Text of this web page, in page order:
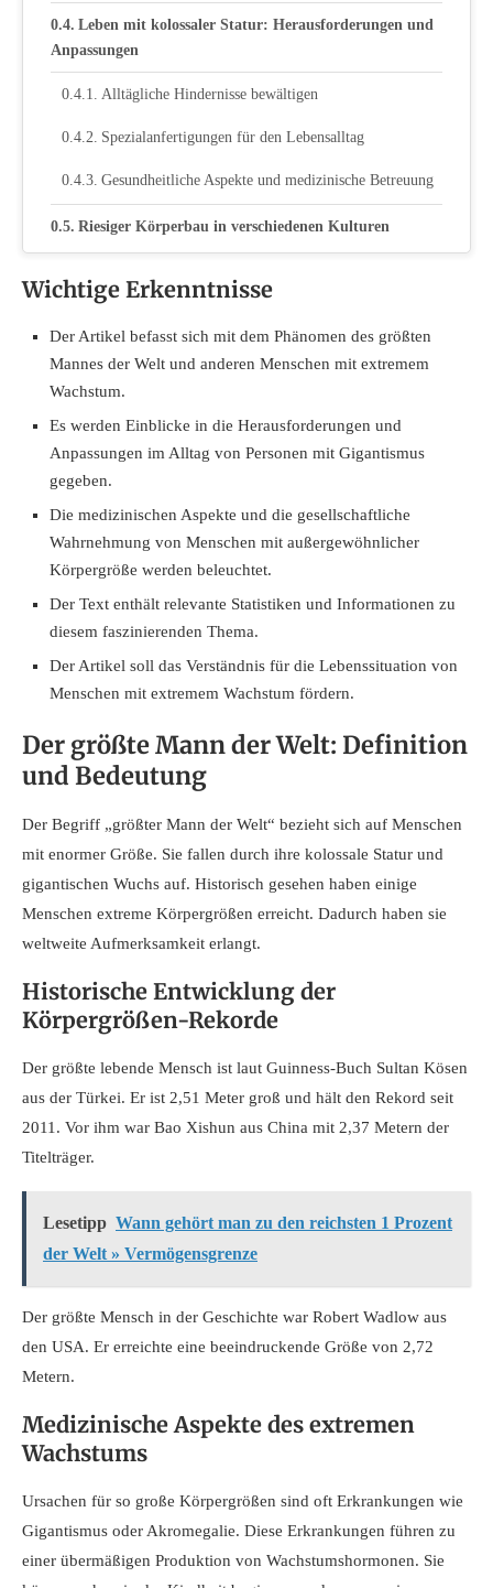
Leben mit kolossaler Statur: Herausforderungen und
Anpassungen
Alltägliche Hindernisse bewältigen
Spezialanfertigungen für den Lebensalltag
Gesundheitliche Aspekte und medizinische Betreuung
Riesiger Körperbau in verschiedenen Kulturen
Wichtige Erkenntnisse
Der Artikel befasst sich mit dem Phänomen des größten
Mannes der Welt und anderen Menschen mit extremem
Wachstum.
Es werden Einblicke in die Herausforderungen und
Anpassungen im Alltag von Personen mit Gigantismus
gegeben.
Die medizinischen Aspekte und die gesellschaftliche
Wahrnehmung von Menschen mit außergewöhnlicher
Körpergröße werden beleuchtet.
Der Text enthält relevante Statistiken und Informationen zu
diesem faszinierenden Thema.
Der Artikel soll das Verständnis für die Lebenssituation von
Menschen mit extremem Wachstum fördern.
Der größte Mann der Welt: Definition
und Bedeutung
Der Begriff „größter Mann der Welt“ bezieht sich auf Menschen
mit enormer Größe. Sie fallen durch ihre kolossale Statur und
gigantischen Wuchs auf. Historisch gesehen haben einige
Menschen extreme Körpergrößen erreicht. Dadurch haben sie
weltweite Aufmerksamkeit erlangt.
Historische Entwicklung der
Körpergrößen-Rekorde
Der größte lebende Mensch ist laut Guinness-Buch Sultan Kösen
aus der Türkei. Er ist 2,51 Meter groß und hält den Rekord seit
2011. Vor ihm war Bao Xishun aus China mit 2,37 Metern der
Titelträger.
Lesetipp Wann gehört man zu den reichsten 1 Prozent
der Welt » Vermögensgrenze
Der größte Mensch in der Geschichte war Robert Wadlow aus
den USA. Er erreichte eine beeindruckende Größe von 2,72
Metern.
Medizinische Aspekte des extremen
Wachstums
Ursachen für so große Körpergrößen sind oft Erkrankungen wie
Gigantismus oder Akromegalie. Diese Erkrankungen führen zu
einer übermäßigen Produktion von Wachstumshormonen. Sie